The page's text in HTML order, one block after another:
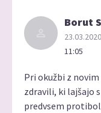
Borut
11:05
Pri okužbi z
zdravili, ki lajšajo
predvsem